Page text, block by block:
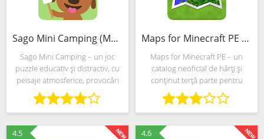
Sago Mini Camping (MOD, Totul deblocat)
Sago Mini Camping – un joc
puzzle educativ și distractiv, cu
peisaje atmosferice, provocări
distractive și libertate nelimitată
de acțiune. Dezvoltatorii au
mutat evenimentele într-o
tabără pentru
Maps for Minecraft PE (Mod)
Maps for Minecraft PE – un
catalog neoficial de hărți și
conținut terță parte pentru
sandbox-ul Minecraft de cult.
Dezvoltatorii de la Lyxoto
Studios au încercat să
pregătească o bibliotecă cu
4.5 4.6